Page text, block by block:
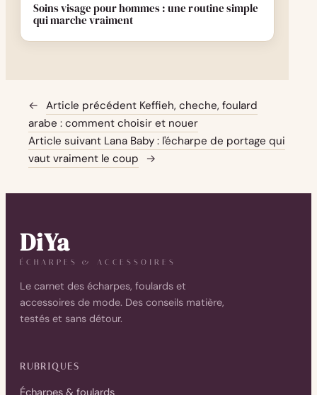
Soins visage pour hommes : une routine simple
qui marche vraiment
← Article précédent Keffieh, cheche, foulard
arabe : comment choisir et nouer
Article suivant Lana Baby : l'écharpe de portage qui
vaut vraiment le coup
→
DiYa
ÉCHARPES & ACCESSOIRES
Le carnet des écharpes, foulards et
accessoires de mode. Des conseils matière,
testés et sans détour.
RUBRIQUES